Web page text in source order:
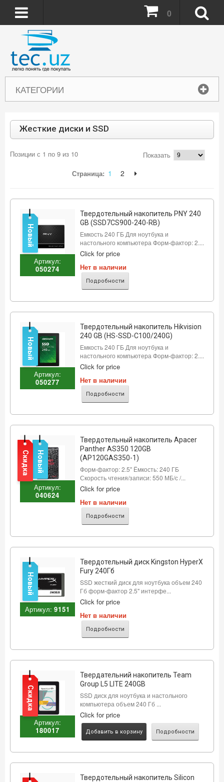
КАТЕГОРИИ
0
Жесткие диски и SSD
Позиции с 1 по 9 из 10
Показать
Страница: 1 2
Артикул:
050274
Твердотельный накопитель PNY 240
GB (SSD7CS900-240-RB)
Емкость 240 ГБ Для ноутбука и
настольного компьютера Форм-фактор: 2....
Click for price
Нет в наличии
Подробности
Новый
Артикул:
050277
Твердотельный накопитель Hikvision
240 GB (HS-SSD-C100/240G)
Емкость 240 ГБ Для ноутбука и
настольного компьютера Форм-фактор: 2....
Click for price
Нет в наличии
Подробности
Новый
Артикул:
040624
Твердотельный накопитель Apacer
Panther AS350 120GB
(AP120GAS350-1)
Форм-фактор: 2.5" Ёмкость: 240 ГБ
Скорость чтения/записи: 550 МБ/с /...
Click for price
Нет в наличии
Подробности
Новый
Скидка
Артикул: 9151
Твердотельный диск Kingston HyperX
Fury 240Гб
SSD жесткий диск для ноутбука объем 240
Гб форм-фактор 2.5" интерфе...
Click for price
Нет в наличии
Подробности
Новый
Артикул:
180017
Твердательний накопитель Team
Group L5 LITE 240GB
SSD диск для ноутбука и настольного
компьютера объем 240 Гб ...
Click for price
Добавить в корзину Подробности
Скидка
Твердотельный накопитель Silicon